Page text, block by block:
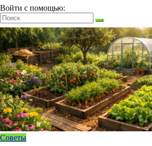
Войти с помощью:
Советы